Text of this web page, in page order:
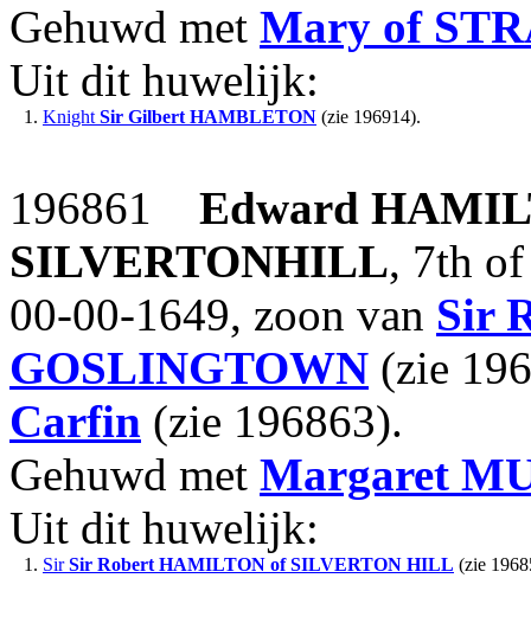
Gehuwd met Mary of
Uit dit huwelijk:
1. Knight Sir Gilbert HAMBLETON (zie 196914).
196861 Edward
SILVERTONHILL, 7th
00-00-1649, zoon van Sir
GOSLINGTOWN (zie
Carfin (zie 196863).
Gehuwd met Margaret
Uit dit huwelijk:
1. SirSir Robert HAMILTON of SILVERTON HILL (zie